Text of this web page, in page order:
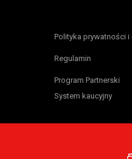
Polityka prywatności
Regulamin
Program Partnerski
System kaucyjny